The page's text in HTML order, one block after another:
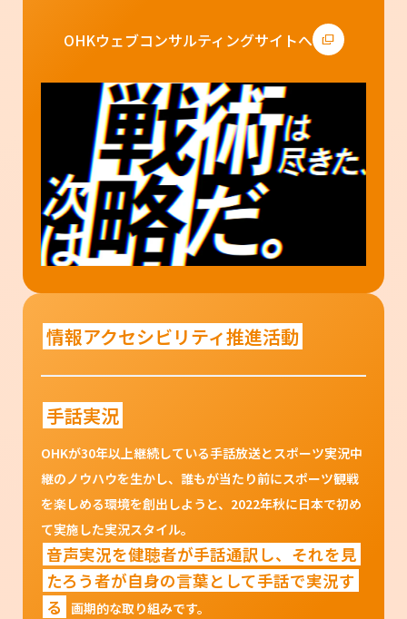
OHKウェブコンサルティングサイトへ
情報アクセシビリティ推進活動
手話実況
OHKが30年以上継続している手話放送とスポーツ実況中
継のノウハウを生かし、誰もが当たり前にスポーツ観戦
を楽しめる環境を創出しようと、2022年秋に日本で初め
て実施した実況スタイル。
音声実況を健聴者が手話通訳し、それを見
たろう者が自身の言葉として手話で実況す
る
画期的な取り組みです。